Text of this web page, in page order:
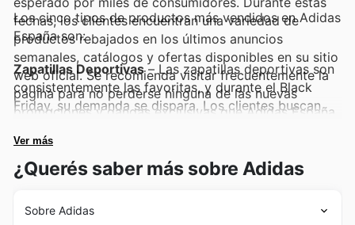
fechas, los clientes encuentran una variedad de
productos rebajados en los últimos anuncios
semanales, catálogos y ofertas disponibles en su sitio
web oficial. Se recomienda visitar frecuentemente la
página para no perderse ninguna de las nuevas
promociones y gangas exclusivas que Adidas España
Los cinco tipos de productos más vendidos en Adidas
España son:
Zapatillas Deportivas– Las zapatillas deportivas son
consistentemente las favoritas, y durante el Black
Friday, su demanda se dispara. Los clientes buscan
irresistibles, siendo una pieza clave en las ofertas de
Adidas y sus anuncios semanales. Es el momento
perfecto para renovar el calzado con las mejores
Ver más
¿Querés saber más sobre Adidas
Sobre Adidas